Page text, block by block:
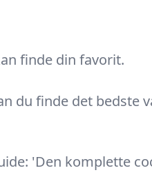
finde din favorit.
du finde det bedste
'Den komplette